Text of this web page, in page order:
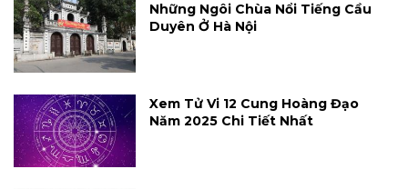
Những Ngôi Chùa Nổi Tiếng Cầu
Duyên Ở Hà Nội
Xem Tử Vi 12 Cung Hoàng Đạo
Năm 2025 Chi Tiết Nhất